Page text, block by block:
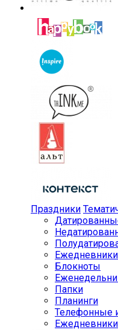
Праздники
Блокноты
Папки
Планинги
Телефонные
Ежедневники